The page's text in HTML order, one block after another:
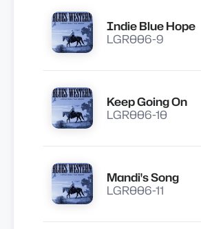
Lire
Indie Blue Hope
LGR006-9
Lire
Keep Going On
LGR006-10
Lire
Mandi's Song
LGR006-11